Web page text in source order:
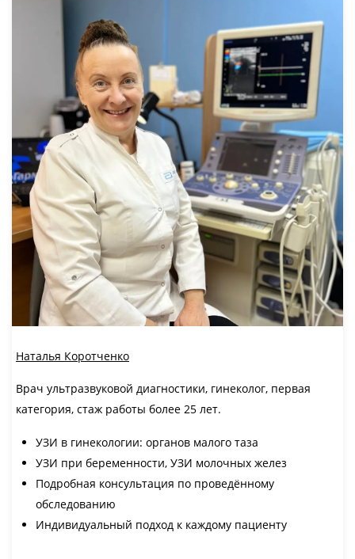
Наталья Коротченко
Врач ультразвуковой диагностики, гинеколог, первая
категория, стаж работы более 25 лет.
УЗИ в гинекологии: органов малого таза
УЗИ при беременности, УЗИ молочных желез
Подробная консультация по проведённому
обследованию
Индивидуальный подход к каждому пациенту